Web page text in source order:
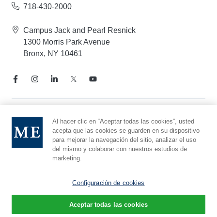
718-430-2000
Campus Jack and Pearl Resnick
1300 Morris Park Avenue
Bronx, NY 10461
Aviso de prácticas de privacidad
Línea directa de cumplimiento
Denunciar maltrato
Preferencias de cookies
© 2026 Montefiore Einstein
Al hacer clic en “Aceptar todas las cookies”, usted
acepta que las cookies se guarden en su dispositivo
para mejorar la navegación del sitio, analizar el uso
del mismo y colaborar con nuestros estudios de
marketing.
Configuración de cookies
Aceptar todas las cookies